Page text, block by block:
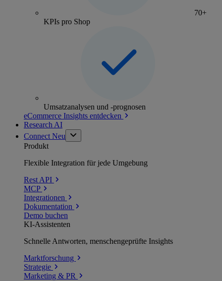
70+
KPIs pro Shop
Umsatzanalysen und -prognosen
eCommerce Insights entdecken
Research AI
Connect Neu
Produkt
Flexible Integration für jede Umgebung
Rest API
MCP
Integrationen
Dokumentation
Demo buchen
KI-Assistenten
Schnelle Antworten, menschengeprüfte Insights
Marktforschung
Strategie
Marketing & PR